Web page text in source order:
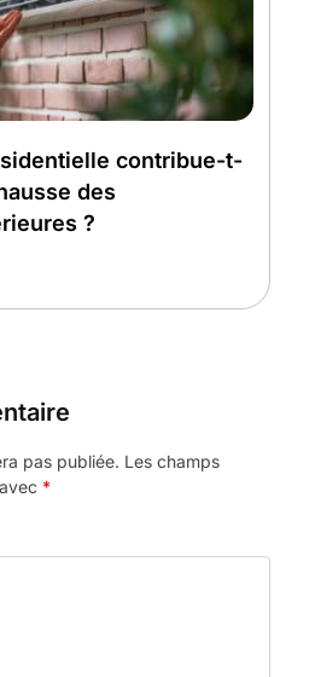
contribue-t-
des
?
pas publiée. Les champs
*